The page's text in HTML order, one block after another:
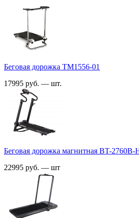
Беговая дорожка TM1556-01
17995 руб. — шт.
Беговая дорожка магнитная BT-2760B-
22995 руб. — шт